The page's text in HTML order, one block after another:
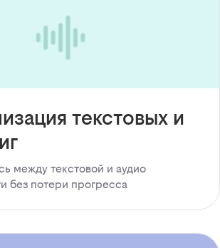
текстовых и
между текстовой и аудио
без потери прогресса